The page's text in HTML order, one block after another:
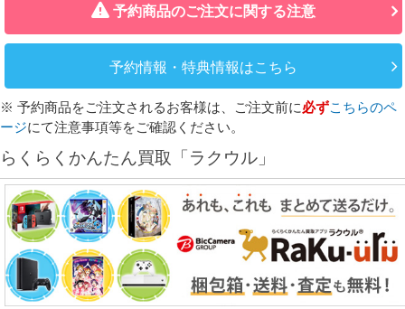
予約商品のご注文に関する注意
予約情報・特典情報はこちら
※ 予約商品をご注文されるお客様は、ご注文前に必ずこちらのペ
ージにて注意事項等をご確認ください。
らくらくかんたん買取「ラクウル」